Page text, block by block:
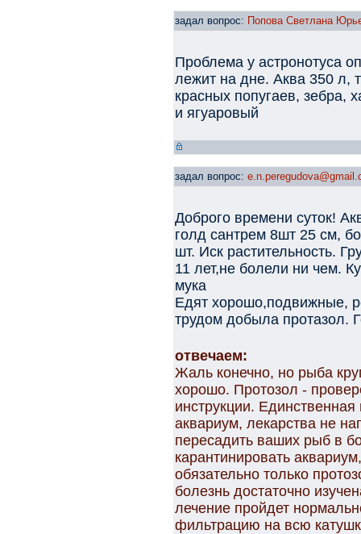
задал вопрос: Попова Светлана
Проблема у астронотуса
лежит на дне. Аква 350 л,
красных попугаев, зебра,
и ягуаровый
задал вопрос:
Доброго времени суток!
голд сантрем 8шт 25 см,
шт. Иск растительность.
11 лет,не болели ни чем.
мука
Едят хорошо,подвижные,
трудом добыла протазол.
отвечаем:
Жаль конечно, но рыба
хорошо. Протозол -
инструкции.
аквариум, лекарства не
пересадить ваших рыб в
карантинировать
обязательно только
болезнь достаточно
лечение пройдет
фильтрацию на всю